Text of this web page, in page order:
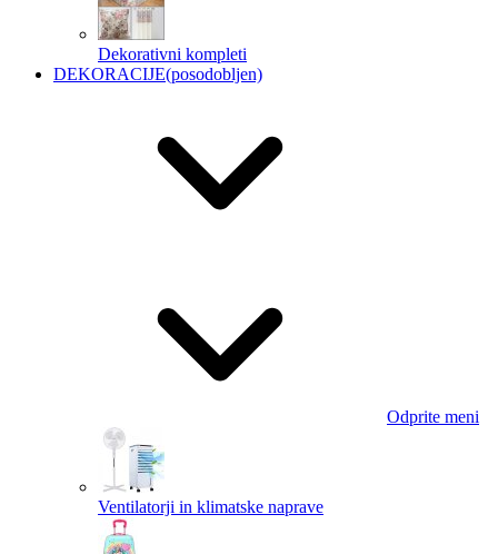
Dekorativni kompleti
DEKORACIJE(posodobljen)
Odprite meni
Ventilatorji in klimatske naprave